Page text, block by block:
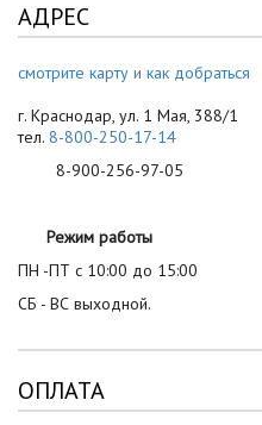
АДРЕС
смотрите карту и как добраться
г. Краснодар, ул. 1 Мая, 388/1
тел. 8-800-250-17-14
8-900-256-97-05
Режим работы
ПН -ПТ с 10:00 до 15:00
СБ - ВС выходной.
ОПЛАТА